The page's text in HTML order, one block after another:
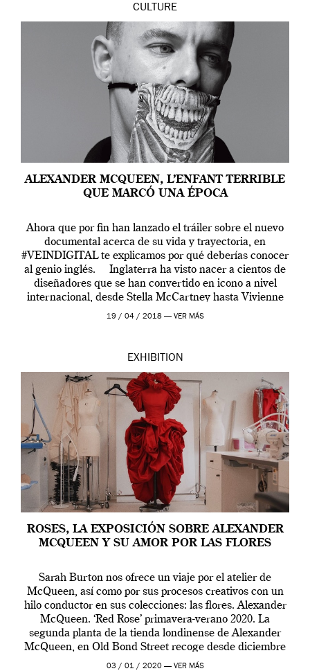
CULTURE
ALEXANDER MCQUEEN, L’ENFANT TERRIBLE
QUE MARCÓ UNA ÉPOCA
Ahora que por fin han lanzado el tráiler sobre el nuevo
documental acerca de su vida y trayectoria, en
#VEINDIGITAL te explicamos por qué deberías conocer
al genio inglés. Inglaterra ha visto nacer a cientos de
diseñadores que se han convertido en icono a nivel
internacional, desde Stella McCartney hasta Vivienne
Westwood pasando […]
19 / 04 / 2018 — VER MÁS
EXHIBITION
ROSES, LA EXPOSICIÓN SOBRE ALEXANDER
MCQUEEN Y SU AMOR POR LAS FLORES
Sarah Burton nos ofrece un viaje por el atelier de
McQueen, así como por sus procesos creativos con un
hilo conductor en sus colecciones: las flores. Alexander
McQueen. ‘Red Rose’ primavera-verano 2020. La
segunda planta de la tienda londinense de Alexander
McQueen, en Old Bond Street recoge desde diciembre
de 2019 hasta final de abril […]
03 / 01 / 2020 — VER MÁS